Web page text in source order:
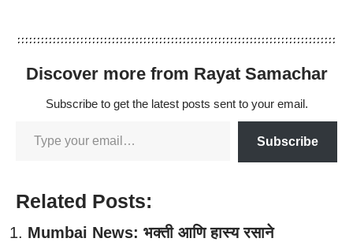
Discover more from Rayat Samachar
Subscribe to get the latest posts sent to your email.
Subscribe
Related Posts:
Mumbai News: भक्ती आणि हास्य रसाने